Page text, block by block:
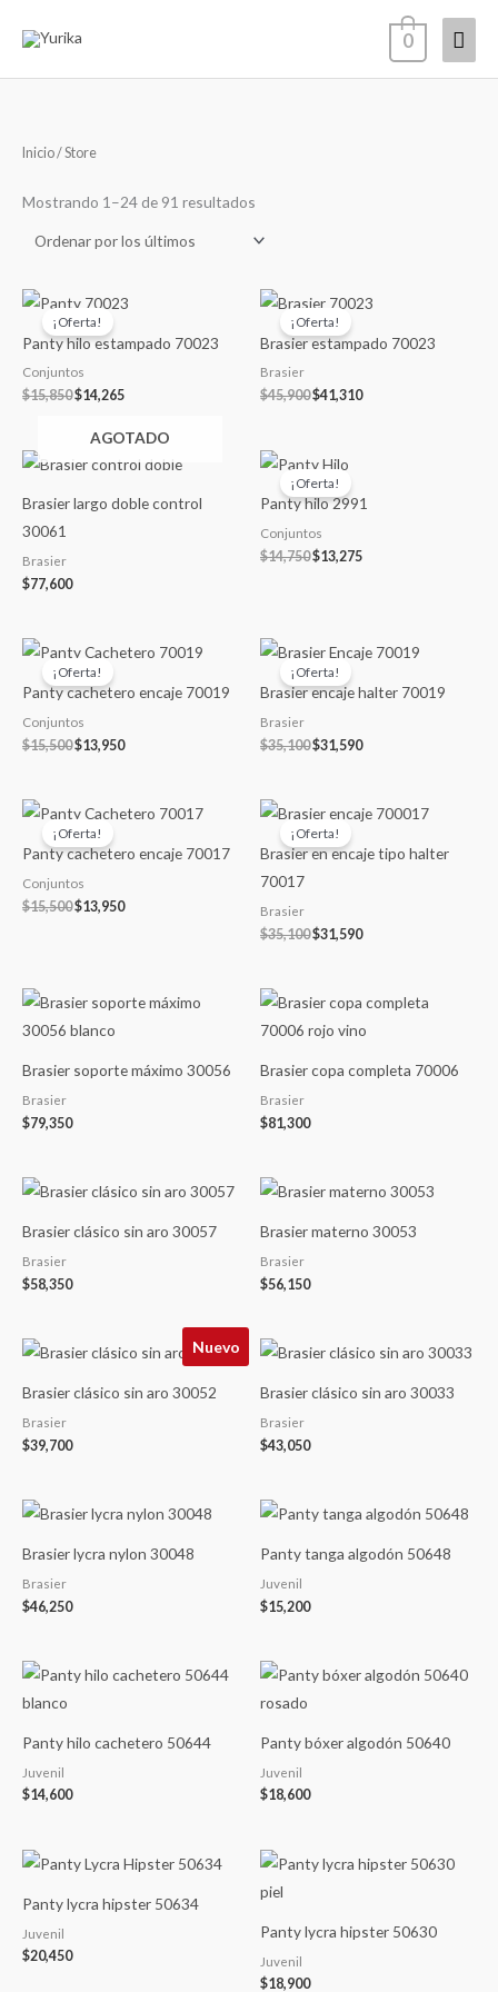
0
Inicio/ Store
Mostrando 1–24 de 91 resultados
¡Oferta!
Panty hilo estampado 70023
Conjuntos
$15,850
precio
original
era:
$15,850.
$14,265
El
precio
es:
¡Oferta!
Brasier estampado 70023
Brasier
$45,900
El
precio
original
era:
$41,310
El
precio
es:
AGOTADO
Brasier largo doble control
30061
Brasier
$77,600
¡Oferta!
Panty hilo 2991
Conjuntos
$14,750
precio
original
era:
$14,750.
$13,275
es:
¡Oferta!
Panty cachetero encaje 70019
Conjuntos
$15,500
precio
original
era:
$15,500.
$13,950
El
precio
es:
¡Oferta!
Brasier encaje halter 70019
Brasier
$35,100
El
precio
original
era:
$31,590
El
precio
es:
¡Oferta!
Panty cachetero encaje 70017
Conjuntos
$15,500
precio
original
era:
$15,500.
$13,950
El
precio
es:
¡Oferta!
Brasier en encaje tipo halter
70017
Brasier
$35,100
El
precio
original
era:
$31,590
El
precio
es:
Brasier soporte máximo 30056
Brasier
$79,350
Brasier copa completa 70006
Brasier
$81,300
Brasier clásico sin aro 30057
Brasier
$58,350
Brasier materno 30053
Brasier
$56,150
Nuevo
Brasier clásico sin aro 30052
Brasier
$39,700
Brasier clásico sin aro 30033
Brasier
$43,050
Brasier lycra nylon 30048
Brasier
$46,250
Panty tanga algodón 50648
Juvenil
$15,200
Panty hilo cachetero 50644
Juvenil
$14,600
Panty bóxer algodón 50640
Juvenil
$18,600
Panty lycra hipster 50634
Juvenil
$20,450
Panty lycra hipster 50630
Juvenil
$18,900